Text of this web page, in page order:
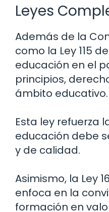
Leyes
Además de la
como la Ley 115
educación en el
principios,
ámbito educativo.
Esta ley refuerza
educación debe
y de calidad.
Asimismo, la Ley
enfoca en la
formación en